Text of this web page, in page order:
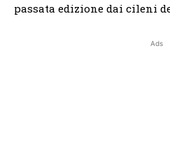
passata edizione dai cileni
Ads